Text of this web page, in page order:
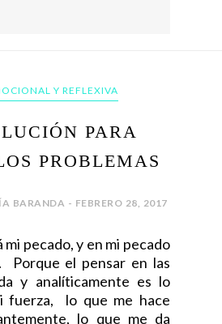
Y REFLEXIVA
PARA
PROBLEMAS
BARANDA - FEBRERO 28, 2017
mi pecado, y en mi pecado
Porque el pensar en las
y analíticamente es lo
fuerza, lo que me hace
lo que me da